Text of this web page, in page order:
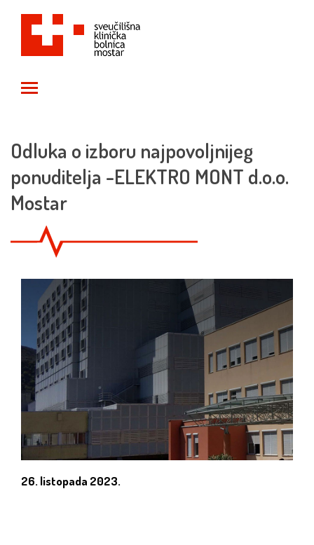
Odluka o izboru najpovoljnijeg
ponuditelja -ELEKTRO MONT d.o.o.
Mostar
26. listopada 2023.